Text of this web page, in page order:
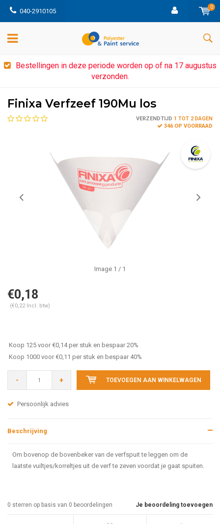
040-2910105
0
Bestellingen in deze periode worden op of na 17 augustus
verzonden.
Finixa Verfzeef 190Mu los
VERZENDTIJD 1 TOT 2 DAGEN
346 OP VOORRAAD
Image 1 / 1
€0,18
(€0,22 Incl. btw)
Koop 125 voor €0,14 per stuk en bespaar 20%
Koop 1000 voor €0,11 per stuk en bespaar 40%
- + TOEVOEGEN AAN WINKELWAGEN
Persoonlijk advies
Beschrijving
Om bovenop de bovenbeker van de verfspuit te leggen om de
laatste vuiltjes/korreltjes uit de verf te zeven voordat je gaat spuiten.
Je beoordeling toevoegen
0 sterren op basis van 0 beoordelingen